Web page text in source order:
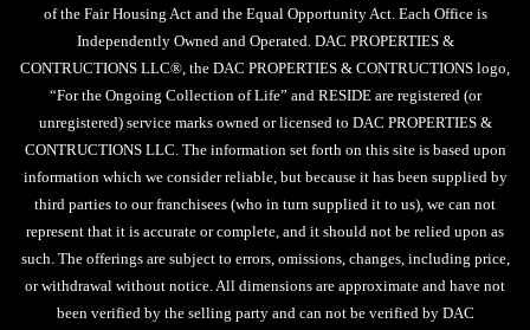
of the Fair Housing Act and the Equal Opportunity Act. Each Office is
Independently Owned and Operated. DAC PROPERTIES &
CONTRUCTIONS LLC®, the DAC PROPERTIES & CONTRUCTIONS logo,
“For the Ongoing Collection of Life” and RESIDE are registered (or
unregistered) service marks owned or licensed to DAC PROPERTIES &
CONTRUCTIONS LLC. The information set forth on this site is based upon
information which we consider reliable, but because it has been supplied by
third parties to our franchisees (who in turn supplied it to us), we can not
represent that it is accurate or complete, and it should not be relied upon as
such. The offerings are subject to errors, omissions, changes, including price,
or withdrawal without notice. All dimensions are approximate and have not
been verified by the selling party and can not be verified by DAC